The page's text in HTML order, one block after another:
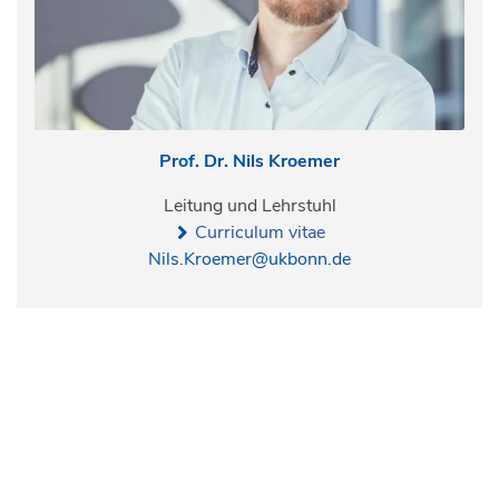
Prof. Dr. Nils Kroemer
Leitung und Lehrstuhl
Curriculum vitae
Nils.Kroemer@ukbonn.de